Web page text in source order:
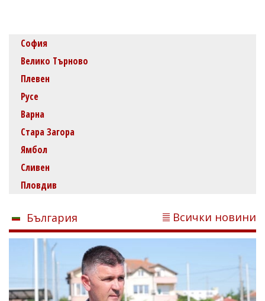
София
Велико Търново
Плевен
Русе
Варна
Стара Загора
Ямбол
Сливен
Пловдив
България Всички новини